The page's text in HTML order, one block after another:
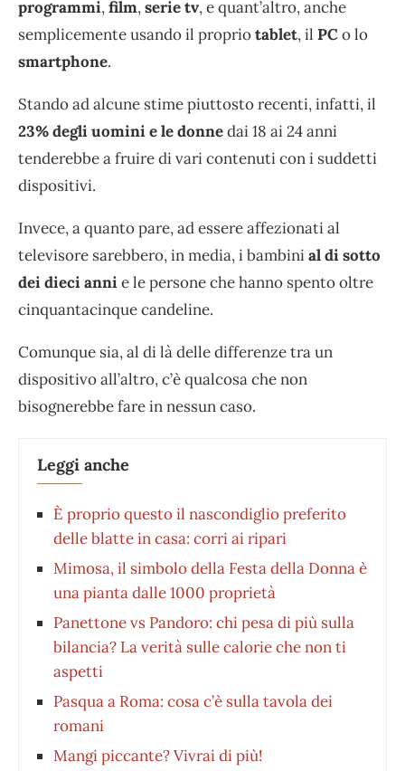
programmi,film,serie tv, e quant’altro, anche
semplicemente usando il propriotablet, il PCo lo
smartphone.
Stando ad alcune stime piuttosto recenti, infatti, il
23% degli uomini e le donnedai 18 ai 24 anni
tenderebbe a fruire di vari contenuti con i suddetti
dispositivi.
Invece, a quanto pare, ad essere affezionati al
televisore sarebbero, in media, i bambinial di sotto
dei dieci annie le persone che hanno spento oltre
cinquantacinque candeline.
Comunque sia, al di là delle differenze tra un
dispositivo all’altro, c’è qualcosa che non
bisognerebbe fare in nessun caso.
Leggi anche
È proprio questo il nascondiglio preferito
delle blatte in casa: corri ai ripari
Mimosa, il simbolo della Festa della Donna è
una pianta dalle 1000 proprietà
Panettone vs Pandoro: chi pesa di più sulla
bilancia? La verità sulle calorie che non ti
aspetti
Pasqua a Roma: cosa c’è sulla tavola dei
romani
Mangi piccante? Vivrai di più!